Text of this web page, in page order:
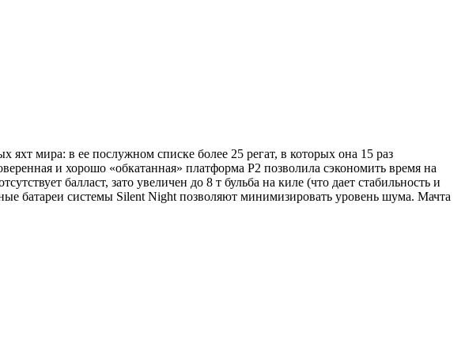
мира: в ее послужном списке более 25 регат, в которых она 15 раз
и хорошо «обкатанная» платформа P2 позволила сэкономить время на
балласт, зато увеличен до 8 т бульба на киле (что дает стабильность и
батареи системы Silent Night позволяют минимизировать уровень шума. Мачта